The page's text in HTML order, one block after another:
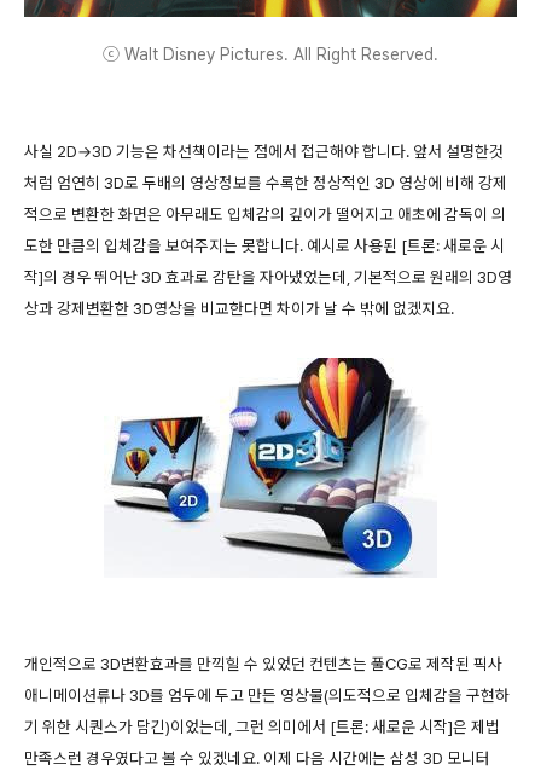
ⓒ Walt Disney Pictures. All Right Reserved.
사실 2D→3D 기능은 차선책이라는 점에서 접근해야 합니다. 앞서 설명한것
처럼 엄연히 3D로 두배의 영상정보를 수록한 정상적인 3D 영상에 비해 강제
적으로 변환한 화면은 아무래도 입체감의 깊이가 떨어지고 애초에 감독이 의
도한 만큼의 입체감을 보여주지는 못합니다. 예시로 사용된 [트론: 새로운 시
작]의 경우 뛰어난 3D 효과로 감탄을 자아냈었는데, 기본적으로 원래의 3D영
상과 강제변환한 3D영상을 비교한다면 차이가 날 수 밖에 없겠지요.
개인적으로 3D변환효과를 만끽힐 수 있었던 컨텐츠는 풀CG로 제작된 픽사
애니메이션류나 3D를 엄두에 두고 만든 영상물(의도적으로 입체감을 구현하
기 위한 시퀀스가 담긴)이었는데, 그런 의미에서 [트론: 새로운 시작]은 제법
만족스런 경우였다고 볼 수 있겠네요. 이제 다음 시간에는 삼성 3D 모니터